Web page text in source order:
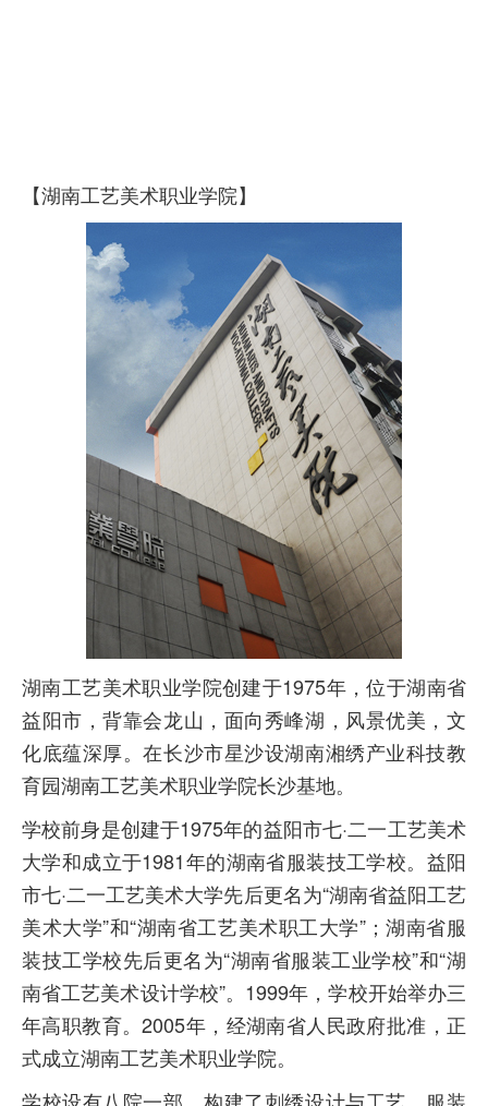
【湖南工艺美术职业学院】
湖南工艺美术职业学院创建于1975年，位于湖南省
益阳市，背靠会龙山，面向秀峰湖，风景优美，文
化底蕴深厚。在长沙市星沙设湖南湘绣产业科技教
育园湖南工艺美术职业学院长沙基地。
学校前身是创建于1975年的益阳市七·二一工艺美术
大学和成立于1981年的湖南省服装技工学校。益阳
市七·二一工艺美术大学先后更名为“湖南省益阳工艺
美术大学”和“湖南省工艺美术职工大学”；湖南省服
装技工学校先后更名为“湖南省服装工业学校”和“湖
南省工艺美术设计学校”。1999年，学校开始举办三
年高职教育。2005年，经湖南省人民政府批准，正
式成立湖南工艺美术职业学院。
学校设有八院一部，构建了刺绣设计与工艺、服装